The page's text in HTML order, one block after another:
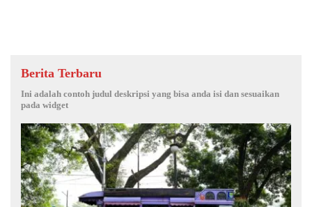
Berita Terbaru
Ini adalah contoh judul deskripsi yang bisa anda isi dan sesuaikan
pada widget